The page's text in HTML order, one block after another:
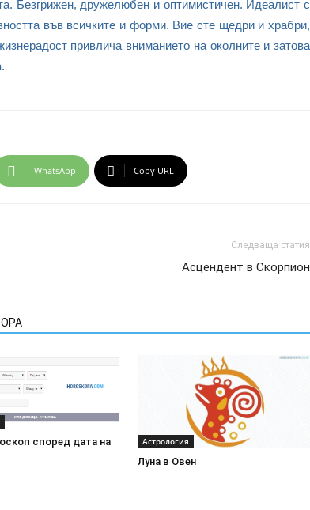
Безгрижен, дружелюбен и оптимистичен. Идеалист с
във всичките и форми. Вие сте щедри и храбри,
привлича вниманието на околните и затова
WhatsApp Copy URL
Следваща статия
Асцендент в Скорпион
според дата на
Астрология
Луна в Овен